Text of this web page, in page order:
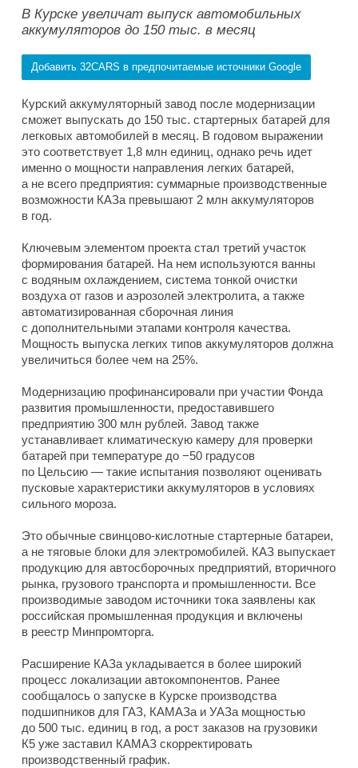
В Курске увеличат выпуск автомобильных
аккумуляторов до 150 тыс. в месяц
Добавить 32CARS в предпочитаемые источники Google
Курский аккумуляторный завод после модернизации
сможет выпускать до 150 тыс. стартерных батарей для
легковых автомобилей в месяц. В годовом выражении
это соответствует 1,8 млн единиц, однако речь идет
именно о мощности направления легких батарей,
а не всего предприятия: суммарные производственные
возможности КАЗа превышают 2 млн аккумуляторов
в год.
Ключевым элементом проекта стал третий участок
формирования батарей. На нем используются ванны
с водяным охлаждением, система тонкой очистки
воздуха от газов и аэрозолей электролита, а также
автоматизированная сборочная линия
с дополнительными этапами контроля качества.
Мощность выпуска легких типов аккумуляторов должна
увеличиться более чем на 25%.
Модернизацию профинансировали при участии Фонда
развития промышленности, предоставившего
предприятию 300 млн рублей. Завод также
устанавливает климатическую камеру для проверки
батарей при температуре до −50 градусов
по Цельсию — такие испытания позволяют оценивать
пусковые характеристики аккумуляторов в условиях
сильного мороза.
Это обычные свинцово-кислотные стартерные батареи,
а не тяговые блоки для электромобилей. КАЗ выпускает
продукцию для автосборочных предприятий, вторичного
рынка, грузового транспорта и промышленности. Все
производимые заводом источники тока заявлены как
российская промышленная продукция и включены
в реестр Минпромторга.
Расширение КАЗа укладывается в более широкий
процесс локализации автокомпонентов. Ранее
сообщалось о запуске в Курске производства
подшипников для ГАЗ, КАМАЗа и УАЗа мощностью
до 500 тыс. единиц в год, а рост заказов на грузовики
К5 уже заставил КАМАЗ скорректировать
производственный график.